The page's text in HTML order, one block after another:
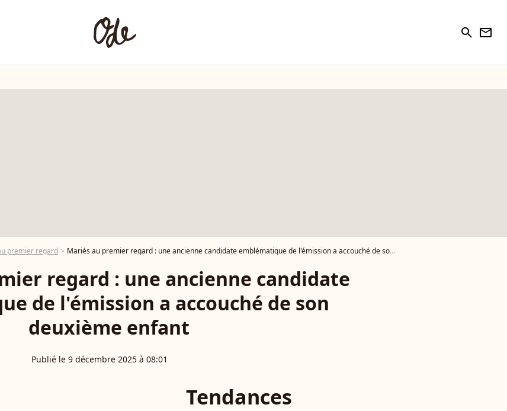
search newsletter
premier regard Mariés au premier regard : une ancienne candidate emblématique de l'émission a accouché de son deuxième enfant
regard : une ancienne candidate
de l'émission a accouché de son
deuxième enfant
Publié le 9 décembre 2025 à 08:01
Tendances